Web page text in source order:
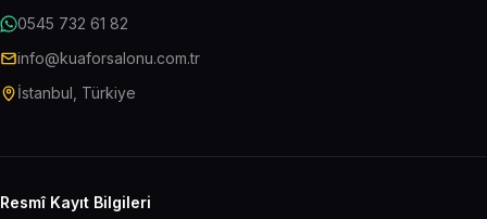
0545 732 61 82
info@kuaforsalonu.com.tr
İstanbul, Türkiye
Resmî Kayıt Bilgileri